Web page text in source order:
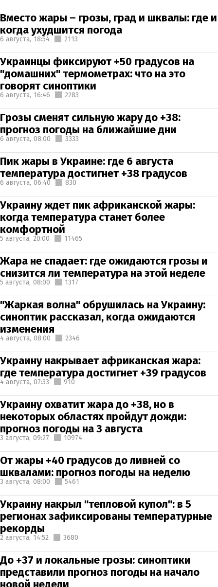
Вместо жары – грозы, град и шквалы: где и
когда ухудшится погода
6 августа, 18:54 2113
Украинцы фиксируют +50 градусов на
"домашних" термометрах: что на это
говорят синоптики
6 августа, 16:46 2283
Грозы сменят сильную жару до +38:
прогноз погоды на ближайшие дни
6 августа, 08:00 3333
Пик жары в Украине: где 6 августа
температура достигнет +38 градусов
6 августа, 06:40 830
Украину ждет пик африканской жары:
когда температура станет более
комфортной
5 августа, 20:00 11465
Жара не спадает: где ожидаются грозы и
снизится ли температура на этой неделе
5 августа, 08:00 1317
"Жаркая волна" обрушилась на Украину:
синоптик рассказал, когда ожидаются
изменения
4 августа, 08:00 2346
Украину накрывает африканская жара:
где температура достигнет +39 градусов
4 августа, 07:33 910
Украину охватит жара до +38, но в
некоторых областях пройдут дожди:
прогноз погоды на 3 августа
3 августа, 09:27 10974
От жары +40 градусов до ливней со
шквалами: прогноз погоды на неделю
3 августа, 08:00 5461
Украину накрыл "тепловой купол": в 5
регионах зафиксированы температурные
рекорды
2 августа, 14:52 3680
До +37 и локальные грозы: синоптики
представили прогноз погоды на начало
новой недели